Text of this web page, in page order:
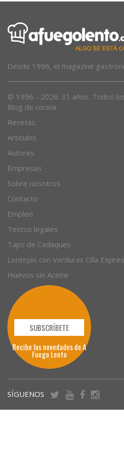
Blog de cocina
Recetas
Artículos
Autores
Empresas
Sobre nosotros
Contacto
Empleo
Textos legales
Taps de Cadaques
Lentejas con Verduras Olla Express
Huevos sin Aceite
SUBSCRÍBETE
Recibe las novedades de A